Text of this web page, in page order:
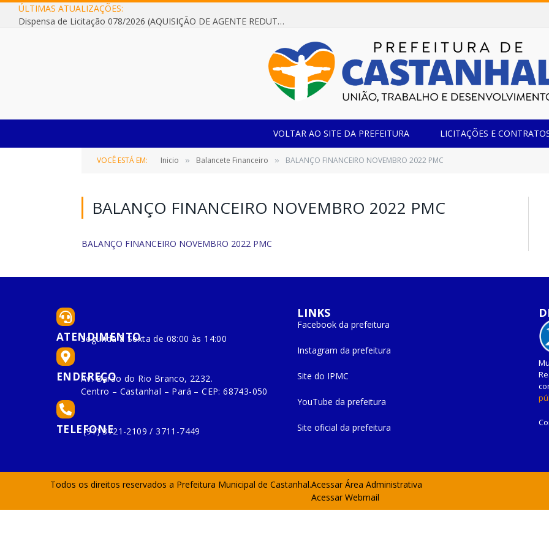
ÚLTIMAS ATUALIZAÇÕES:
Dispensa de Licitação 078/2026 (AQUISIÇÃO DE AGENTE REDUTOR LÍQUIDO AUTOMOTIVO – ARLA 32, PARA ATENDER A FROTA OFICIAL DE VEÍCULOS DA SECRETARIA MUNICIPAL DE EDUCAÇÃO DO MUNICÍPIO DE CASTANHAL/PA)
VOLTAR AO SITE DA PREFEITURA LICITAÇÕES E
VOCÊ ESTÁ EM: Inicio » Balancete Financeiro » BALANÇO FINANCEIRO NOVEMBRO 2022 PMC
BALANÇO FINANCEIRO NOVEMBRO 2022 PMC
BALANÇO FINANCEIRO NOVEMBRO 2022 PMC
ATENDIMENTO
Segunda à Sexta de 08:00 às 14:00
ENDEREÇO
Av. Barão do Rio Branco, 2232.
Centro – Castanhal – Pará – CEP: 68743-050
TELEFONE
(91) 3721-2109 / 3711-7449
LINKS
Facebook da prefeitura
Instagram da prefeitura
Site do IPMC
YouTube da prefeitura
Site oficial da prefeitura
Todos os direitos reservados a Prefeitura Municipal de Castanhal.Acessar Área Administrativa
Acessar Webmail